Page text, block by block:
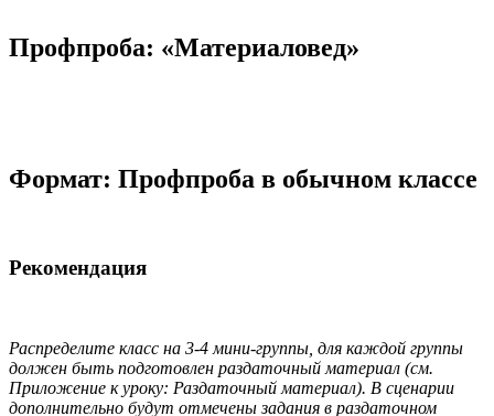
Профпроба: «Материаловед»
Формат: Профпроба в обычном классе
Рекомендация
Распределите класс на 3-4 мини-группы, для каждой группы
должен быть подготовлен раздаточный материал (см.
Приложение к уроку: Раздаточный материал). В сценарии
дополнительно будут отмечены задания в раздаточном